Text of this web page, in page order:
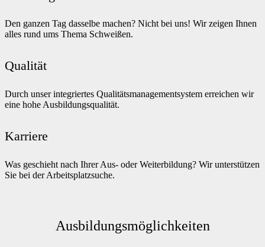
Den ganzen Tag dasselbe machen? Nicht bei uns! Wir zeigen Ihnen
alles rund ums Thema Schweißen.
Qualität
Durch unser integriertes Qualitätsmanagementsystem erreichen wir
eine hohe Ausbildungsqualität.
Karriere
Was geschieht nach Ihrer Aus- oder Weiterbildung? Wir unterstützen
Sie bei der Arbeitsplatzsuche.
Ausbildungsmöglichkeiten